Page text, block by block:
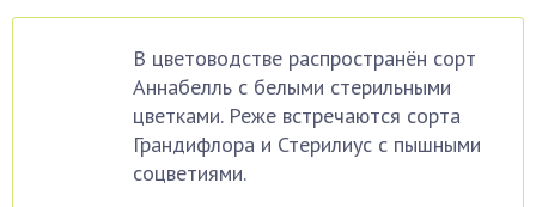
В цветоводстве распространён сорт
Аннабелль с белыми стерильными
цветками. Реже встречаются сорта
Грандифлора и Стерилиус с пышными
соцветиями.